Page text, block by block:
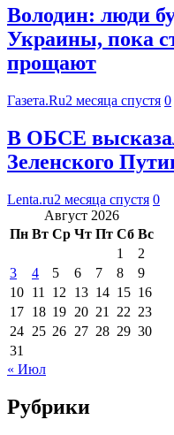
Володин: люди
Украины, пока
прощают
Газета.Ru2 месяца спустя 0
В ОБСЕ
Зеленского
Lenta.ru2 месяца спустя 0
Август 2026
Пн Вт Ср Чт Пт Сб Вс
1
2
3
4 5 6 7 8
9
10 11 12 13 14 15 16
17 18 19 20 21 22 23
24 25 26 27 28 29 30
31
« Июл
Рубрики